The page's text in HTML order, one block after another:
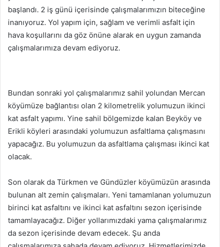
başlandı. 2 iş günü içerisinde çalışmalarımızın biteceğine
inanıyoruz. Yol yapım için, sağlam ve verimli asfalt için
hava koşullarını da göz önüne alarak en uygun zamanda
çalışmalarımıza devam ediyoruz.
Bundan sonraki yol çalışmalarımız sahil yolundan Mercan
köyümüze bağlantısı olan 2 kilometrelik yolumuzun ikinci
kat asfalt yapımı. Yine sahil bölgemizde kalan Beyköy ve
Erikli köyleri arasındaki yolumuzun asfaltlama çalışmasını
yapacağız. Bu yolumuzun da asfaltlama çalışması ikinci kat
olacak.
Son olarak da Türkmen ve Gündüzler köyümüzün arasında
bulunan alt zemin çalışmaları. Yeni tamamlanan yolumuzun
birinci kat asfaltını ve ikinci kat asfaltını sezon içerisinde
tamamlayacağız. Diğer yollarımızdaki yama çalışmalarımız
da sezon içerisinde devam edecek. Şu anda